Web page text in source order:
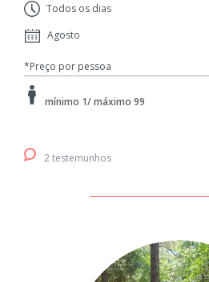
Todos os dias
Agosto
*Preço por pessoa
mínimo 1/ máximo 99
2 testemunhos